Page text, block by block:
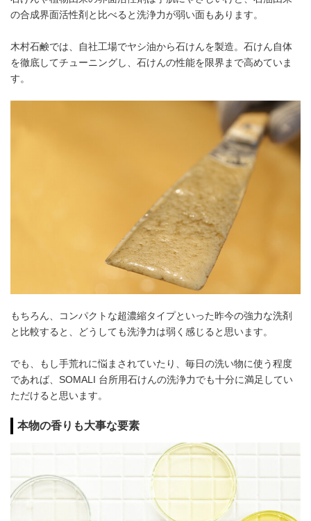
の合成界面活性剤と比べると洗浄力が弱い面もあります。
木村石鹸では、自社工場でヤシ油から石けんを製造。石けん自体
を徹底してチューニングし、石けんの性能を限界まで高めていま
す。
もちろん、コンパクトな超濃縮タイプといった昨今の強力な洗剤
と比較すると、どうしても洗浄力は弱く感じると思います。
でも、もし手荒れに悩まされていたり、毎日の洗い物に使う程度
であれば、SOMALI 台所用石けんの洗浄力でも十分に満足してい
ただけると思います。
本物の香りも大事な要素